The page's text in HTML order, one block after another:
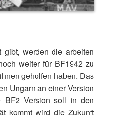
gibt, werden die arbeiten
weiter für BF1942 zu
geholfen haben. Das
Ungarn an einer Version
BF2 Version soll in den
kommt wird die Zukunft